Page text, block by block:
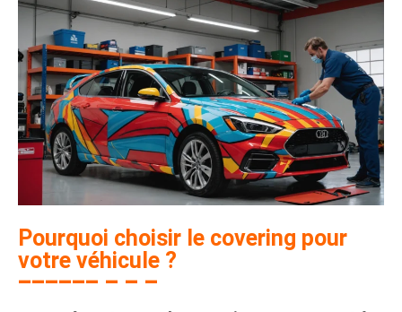
Pourquoi choisir le covering pour
votre véhicule ?